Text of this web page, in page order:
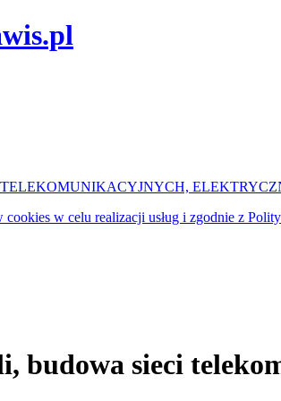
cookies w celu realizacji usług i zgodnie z
budowa sieci